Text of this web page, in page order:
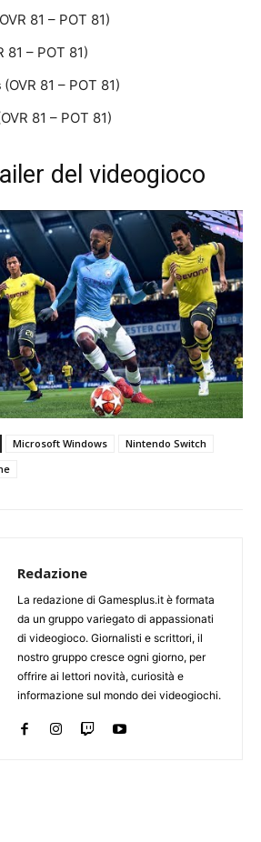
81 – POT 81)
81 – POT 81)
(OVR 81 – POT 81)
81 – POT 81)
del videogioco
Microsoft Windows
Nintendo Switch
Redazione
La redazione di Gamesplus.it è formata
da un gruppo variegato di appassionati
di videogioco. Giornalisti e scrittori, il
nostro gruppo cresce ogni giorno, per
offrire ai lettori novità, curiosità e
informazione sul mondo dei videogiochi.